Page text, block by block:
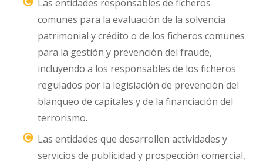
Las entidades responsables de ficheros
comunes para la evaluación de la solvencia
patrimonial y crédito o de los ficheros comunes
para la gestión y prevención del fraude,
incluyendo a los responsables de los ficheros
regulados por la legislación de prevención del
blanqueo de capitales y de la financiación del
terrorismo.
Las entidades que desarrollen actividades y
servicios de publicidad y prospección comercial,